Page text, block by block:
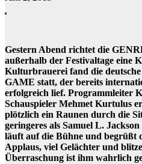
Gestern Abend richtet die
außerhalb der Festivaltage eine
Kulturbrauerei fand die
GAME statt, der bereits
erfolgreich lief. Programmleiter
Schauspieler Mehmet Kurtulus
plötzlich ein Raunen durch die
geringeres als Samuel L.
läuft auf die Bühne und begrüßt
Applaus, viel Gelächter und
Überraschung ist ihm wahrlich